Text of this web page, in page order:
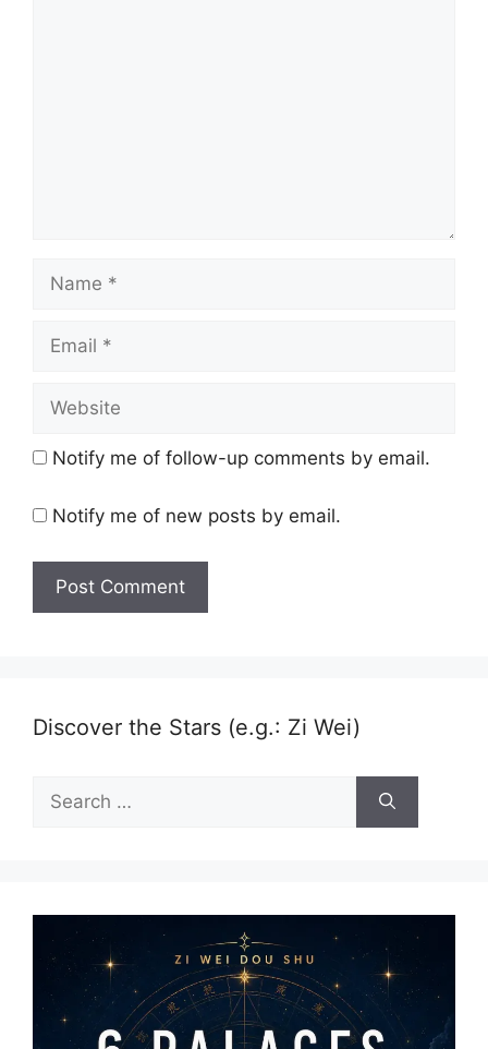
Notify me of follow-up comments by email.
Notify me of new posts by email.
Discover the Stars (e.g.: Zi Wei)
for: